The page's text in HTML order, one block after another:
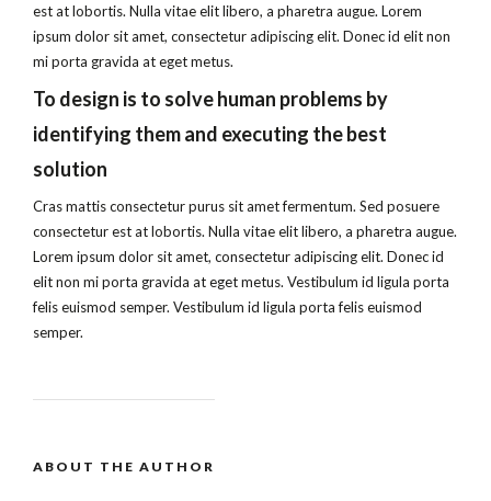
est at lobortis. Nulla vitae elit libero, a pharetra augue. Lorem
ipsum dolor sit amet, consectetur adipiscing elit. Donec id elit non
mi porta gravida at eget metus.
To design is to solve human problems by
identifying them and executing the best
solution
Cras mattis consectetur purus sit amet fermentum. Sed posuere
consectetur est at lobortis. Nulla vitae elit libero, a pharetra augue.
Lorem ipsum dolor sit amet, consectetur adipiscing elit. Donec id
elit non mi porta gravida at eget metus. Vestibulum id ligula porta
felis euismod semper. Vestibulum id ligula porta felis euismod
semper.
ABOUT THE AUTHOR